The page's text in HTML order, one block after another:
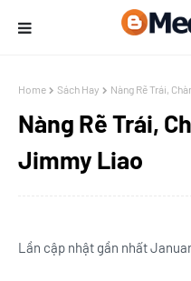
Home Sách Hay Nàng Rẽ Trái,
Nàng Rẽ Trái,
Jimmy Liao
Lần cập nhật gần nhất